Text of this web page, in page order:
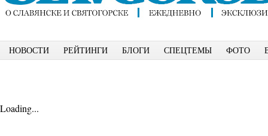
НОВОСТИ РЕЙТИНГИ БЛОГИ СПЕЦТЕМЫ ФОТО
Loading...